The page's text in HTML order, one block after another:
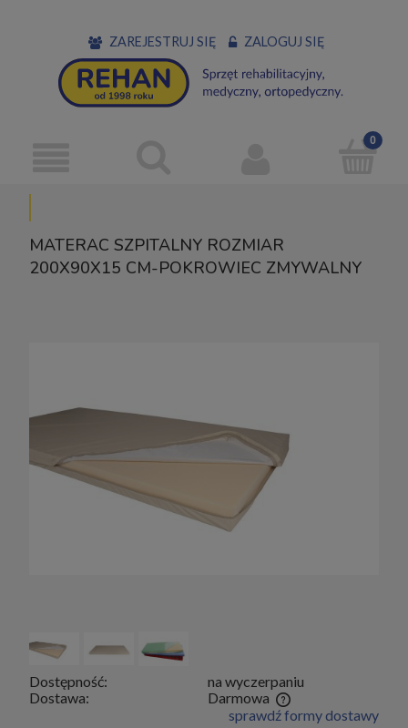
ZAREJESTRUJ SIĘ ZALOGUJ SIĘ
MATERAC SZPITALNY ROZMIAR
200X90X15 CM-POKROWIEC ZMYWALNY
Dostępność:
na wyczerpaniu
Dostawa:
Darmowa
Cena nie zawiera ewentualnych kosztów płatności
sprawdź formy dostawy